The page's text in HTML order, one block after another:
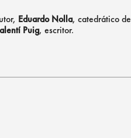
Eduardo Nolla, catedrático de
Puig, escritor.